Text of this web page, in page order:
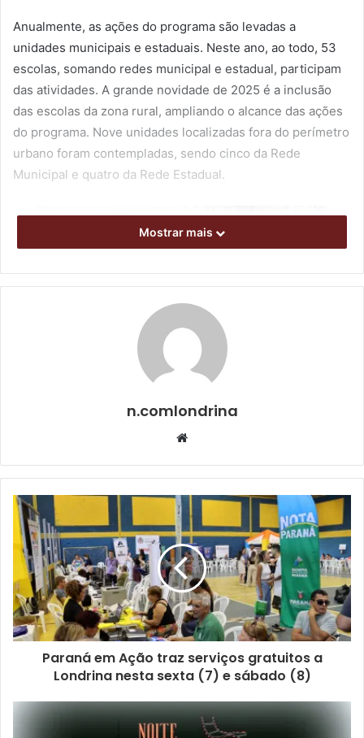
Anualmente, as ações do programa são levadas a
unidades municipais e estaduais. Neste ano, ao todo, 53
escolas, somando redes municipal e estadual, participam
das atividades. A grande novidade de 2025 é a inclusão
das escolas da zona rural, ampliando o alcance das ações
do programa. Nove unidades localizadas fora do perímetro
urbano foram contempladas, sendo cinco da Rede
Municipal e quatro da Rede Estadual.
Foto: Divulgação / SMS
da área rural participem das atividades. Ontem (5), a
Mostrar mais
n.comlondrina
Website
Paraná em Ação traz serviços gratuitos a
Londrina nesta sexta (7) e sábado (8)